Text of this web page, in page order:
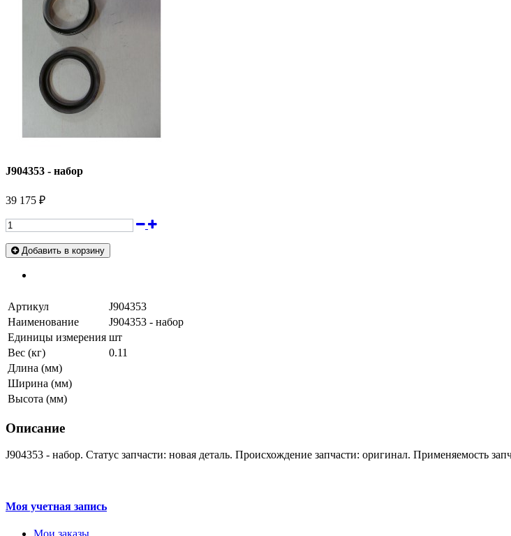
J904353 - набор
39 175 ₽
Добавить в корзину
Артикул
J904353
Наименование
J904353 - набор
Единицы измерения шт
Вес (кг)
0.11
Длина (мм)
Ширина (мм)
Высота (мм)
Описание
J904353 - набор. Статус запчасти: новая деталь. Происхождение запчасти: оригинал. Применяемость
Моя учетная запись
Мои заказы